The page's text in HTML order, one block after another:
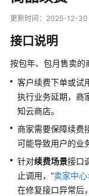
介
户
指
南
家
指
南
为
更新时间： 2025-12-30
接口说明
按包年、包月售卖的
客户续费下单或试
执行业务延期，商
知云商店。
商家需要保障续费
可能导致用户的业
针对续费场景接口
止调用，“卖家中
在修复接口异常后